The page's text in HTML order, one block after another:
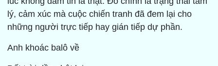
lý, cảm xúc mà cuộc chiến tranh đã đem lại cho
những người trực tiếp hay gián tiếp dự phần.
Anh khoác balô về